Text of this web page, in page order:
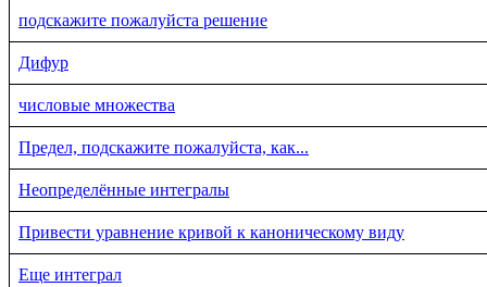
подскажите пожалуйста решение
Дифур
числовые множества
Предел, подскажите пожалуйста, как...
Неопределённые интегралы
Привести уравнение кривой к каноническому виду
Еще интеграл